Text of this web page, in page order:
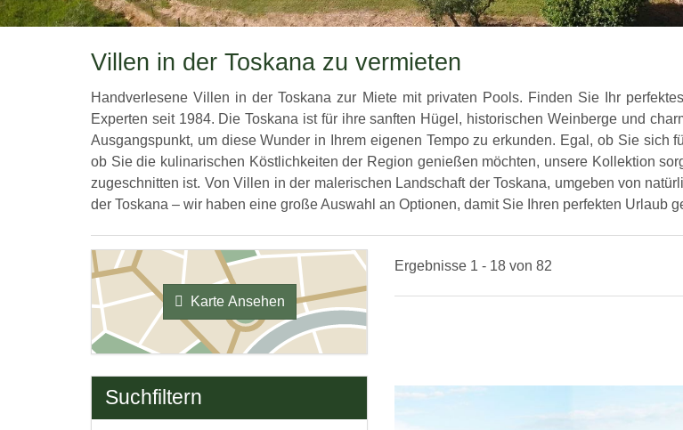
Villen in der Toskana zu vermieten
Handverlesene Villen in der Toskana zur Miete mit privaten Pools. Finden Sie Ihr
Experten seit 1984. Die Toskana ist für ihre sanften Hügel, historischen Weinberge und
Ausgangspunkt, um diese Wunder in Ihrem eigenen Tempo zu erkunden. Egal, ob Sie sich
ob Sie die kulinarischen Köstlichkeiten der Region genießen möchten, unsere Kollektion
zugeschnitten ist. Von Villen in der malerischen Landschaft der Toskana, umgeben von
der Toskana – wir haben eine große Auswahl an Optionen, damit Sie Ihren perfekten Urlaub
Ergebnisse 1 - 18 von 82
Karte Ansehen
Suchfiltern